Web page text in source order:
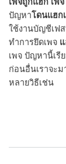
ปัญหาโดนแฮก
ใช้งานบัญชีเฟ
ทำการยึดเพจ
เพจ ปัญหานี้เรี
ก่อนอื่นเราจะ
หลายวิธีเช่น
about เพจ